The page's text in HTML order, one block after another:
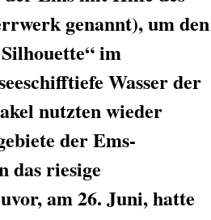
genannt), um den
im
Wasser der
nutzten wieder
der Ems-
das riesige
am 26. Juni, hatte